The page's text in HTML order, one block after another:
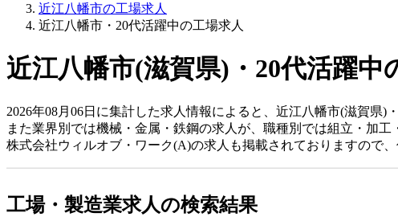
近江八幡市の工場求人
近江八幡市・20代活躍中の工場求人
近江八幡市(滋賀県)・20代活躍中
2026年08月06日に集計した求人情報によると、近江八幡市(滋賀県)
また業界別では機械・金属・鉄鋼の求人が、職種別では組立・加工
株式会社ウィルオブ・ワーク(A)の求人も掲載されておりますので
工場・製造業求人の検索結果